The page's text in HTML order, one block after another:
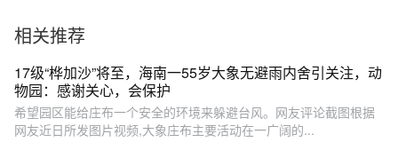
相关推荐
17级“桦加沙”将至，海南一55岁大象无避雨内舍引关注，动
物园：感谢关心，会保护
希望园区能给庄布一个安全的环境来躲避台风。网友评论截图根据
网友近日所发图片视频,大象庄布主要活动在一广阔的...